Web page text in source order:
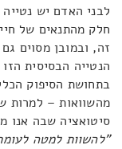
לבני האדם יש
חלק מהתנאים של
זה, ובמובן מסוים
הנטייה הבסיסית
בתחושת הסיפוק
מהשוואות – למרות
סיטואציה שבה אנו
"להשוות למטה